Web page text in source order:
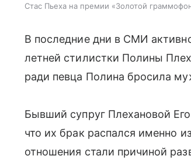
Стас Пьеха на премии «Золотой
В последние дни в СМИ
летней стилистки Полины
ради певца Полина бросила
Бывший супруг Плехановой
что их брак распался именно
отношения стали причиной